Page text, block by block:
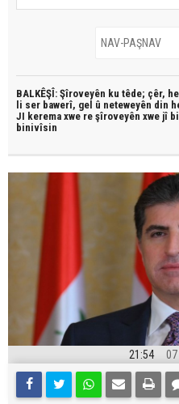
BALKÊŞÎ: Şîroveyên ku têde; çêr,
li ser bawerî, gel û neteweyên din
JI kerema xwe re şîroveyên xwe jî bi
binivîsin
21:54 07